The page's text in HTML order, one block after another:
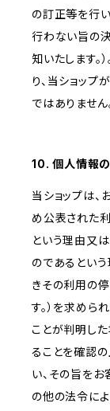
の訂正等を行
行わない旨の
知いたします。
り、当ショッ
ではありません
10. 個人情報
当ショップは、
め公表された
という理由又
のであるとい
きその利用の
す。）を求めら
ことが判明し
ることを確認
い、その旨を
の他の法令に